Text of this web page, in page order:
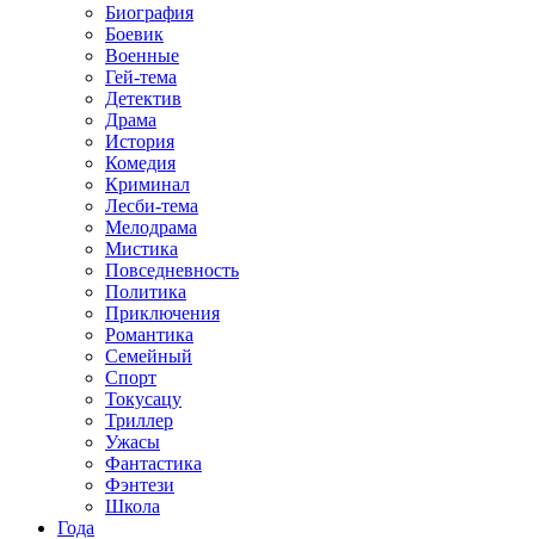
Биография
Боевик
Военные
Гей-тема
Детектив
Драма
История
Комедия
Криминал
Лесби-тема
Мелодрама
Мистика
Повседневность
Политика
Приключения
Романтика
Семейный
Спорт
Токусацу
Триллер
Ужасы
Фантастика
Фэнтези
Школа
Года